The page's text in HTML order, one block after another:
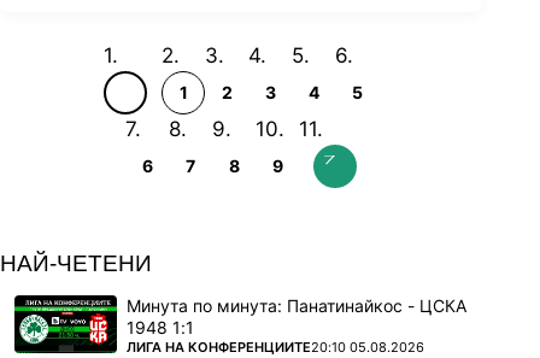
1 2 3 4 5
6 7 8 9
НАЙ-ЧЕТЕНИ
Минута по минута: Панатинайкос - ЦСКА
1948 1:1
ПОВЕЧЕ ОТ
ЛИГА НА КОНФЕРЕНЦИИТЕ20:10 05.08.2026